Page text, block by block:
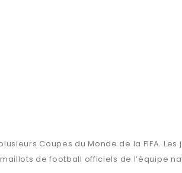
Coupes du Monde de la FIFA.
de football officiels de l’équipe